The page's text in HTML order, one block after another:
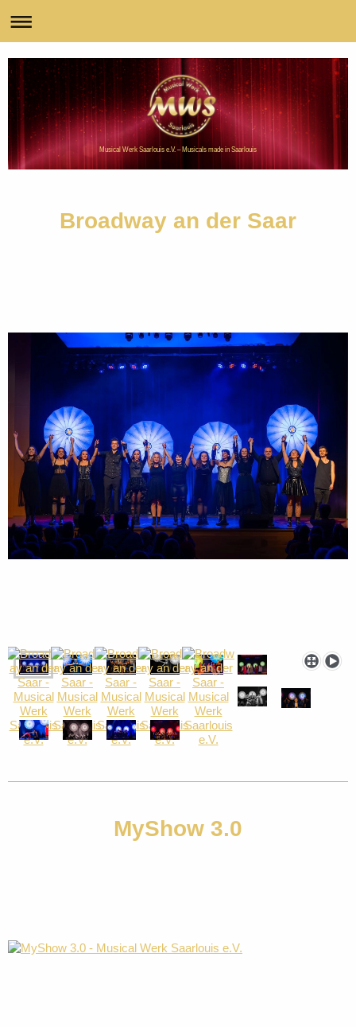
Musical Werk Saarlouis e.V. – Musicals made in Saarlouis
Broadway an der Saar
MyShow 3.0